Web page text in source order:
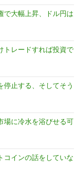
で大幅上昇、ドル円は
トレードすれば投資で
停止する、そしてそう
場に冷水を浴びせる可
コインの話をしていな